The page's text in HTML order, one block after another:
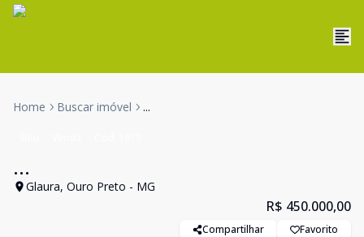
Home Buscar imóvel ...
...
Glaura, Ouro Preto - MG
R$ 450.000,00
Compartilhar Favorito